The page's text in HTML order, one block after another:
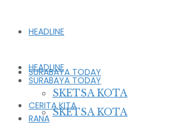
HEADLINE
SURABAYA TODAY
SKETSA KOTA
HEADLINE
SURABAYA TODAY
SKETSA KOTA
CERITA KITA
RANA